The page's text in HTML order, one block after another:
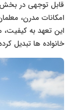
قابل توجهی در
امکانات مدرن،
این تعهد به کیفیت،
خانواده ها تبدیل